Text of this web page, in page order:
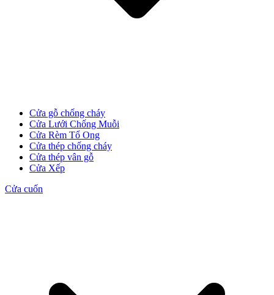
Cửa Gỗ MDF Laminate
Cửa gỗ chống cháy
Cửa Lưới Chống Muỗi
Cửa Rèm Tổ Ong
Cửa thép chống cháy
Cửa thép vân gỗ
Cửa Xếp
Cửa cuốn